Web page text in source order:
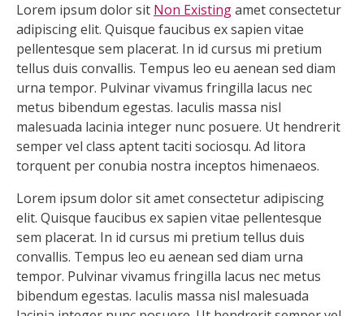
Lorem ipsum dolor sit Non Existingamet consectetur
adipiscing elit. Quisque faucibus ex sapien vitae
pellentesque sem placerat. In id cursus mi pretium
tellus duis convallis. Tempus leo eu aenean sed diam
urna tempor. Pulvinar vivamus fringilla lacus nec
metus bibendum egestas. Iaculis massa nisl
malesuada lacinia integer nunc posuere. Ut hendrerit
semper vel class aptent taciti sociosqu. Ad litora
torquent per conubia nostra inceptos himenaeos.
Lorem ipsum dolor sit amet consectetur adipiscing
elit. Quisque faucibus ex sapien vitae pellentesque
sem placerat. In id cursus mi pretium tellus duis
convallis. Tempus leo eu aenean sed diam urna
tempor. Pulvinar vivamus fringilla lacus nec metus
bibendum egestas. Iaculis massa nisl malesuada